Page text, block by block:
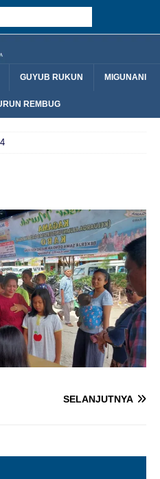
GUYUB RUKUN MIGUNANI
REMBUG
SELANJUTNYA